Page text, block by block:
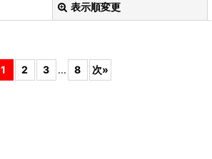
表示順変更
1 2 3 ... 8 次»